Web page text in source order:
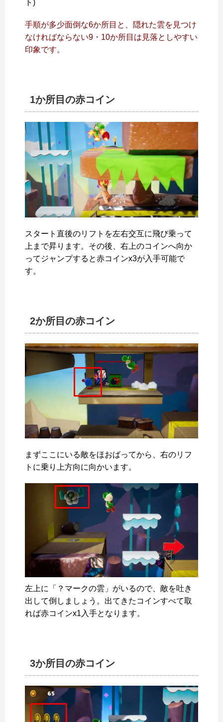
ト)
手順が多少面倒な6か所目と、隠れた雲を見つけ
なければならない9・10か所目は見落としやすい
印象です。
1か所目の赤コイン
スタート直後のリフトを左右交互に飛び乗って
上まで昇ります。その後、右上のコインへ向か
ってジャンプすると赤コインx3が入手可能で
す。
2か所目の赤コイン
まずここにいる敵をほおばってから、右のリフ
トに乗り上方向に向かいます。
左上に「？マークの雲」がいるので、敵を吐き
出して倒しましょう。出てきたコインすべて取
れば赤コインx1入手となります。
3か所目の赤コイン